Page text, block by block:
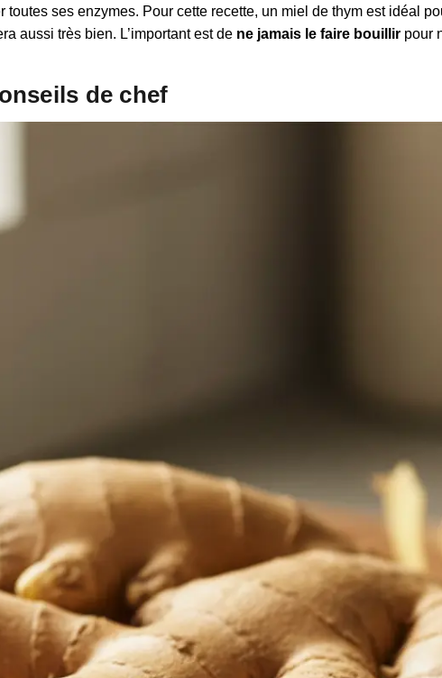
toutes ses enzymes. Pour cette recette, un miel de thym est idéal
aussi très bien. L’important est de ne jamais le faire bouillir pour
de chef